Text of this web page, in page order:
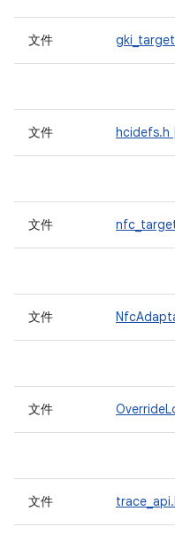
文件
文件 hcidefs.h
文件
文件
文件
文件